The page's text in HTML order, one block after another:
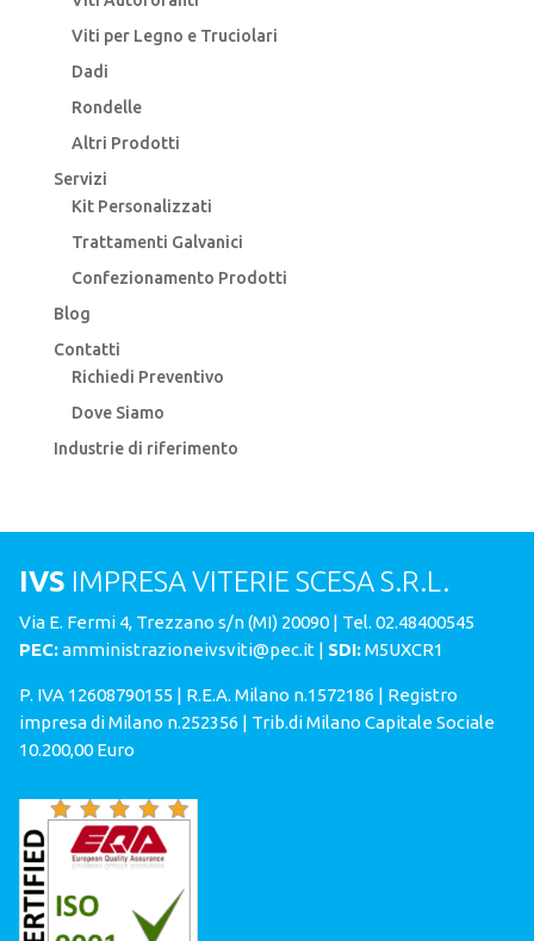
Viti per Legno e Truciolari
Dadi
Rondelle
Altri Prodotti
Servizi
Kit Personalizzati
Trattamenti Galvanici
Confezionamento Prodotti
Blog
Contatti
Richiedi Preventivo
Dove Siamo
Industrie di riferimento
IVS IMPRESA VITERIE SCESA S.R.L.
Via E. Fermi 4, Trezzano s/n (MI) 20090 | Tel. 02.48400545
PEC:amministrazioneivsviti@pec.it| SDI:M5UXCR1
P. IVA 12608790155 | R.E.A. Milano n.1572186 | Registro
impresa di Milano n.252356 | Trib.di Milano Capitale Sociale
10.200,00 Euro